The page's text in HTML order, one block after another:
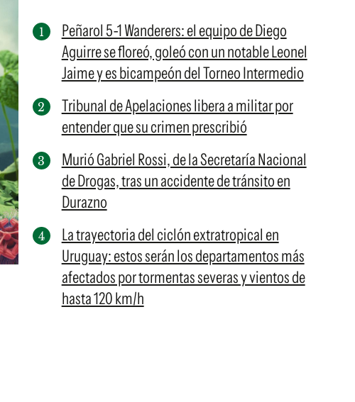
Peñarol 5-1 Wanderers: el equipo de Diego
Aguirre se floreó, goleó con un notable Leonel
Jaime y es bicampeón del Torneo Intermedio
Tribunal de Apelaciones libera a militar por
entender que su crimen prescribió
Murió Gabriel Rossi, de la Secretaría Nacional
de Drogas, tras un accidente de tránsito en
Durazno
La trayectoria del ciclón extratropical en
Uruguay: estos serán los departamentos más
afectados por tormentas severas y vientos de
hasta 120 km/h